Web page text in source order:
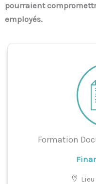
pourraient
employés.
Formation